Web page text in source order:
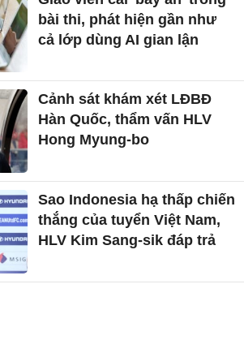
bài thi, phát hiện gần như
cả lớp dùng AI gian lận
Cảnh sát khám xét LĐBĐ
Hàn Quốc, thẩm vấn HLV
Hong Myung-bo
Sao Indonesia hạ thấp chiến
thắng của tuyển Việt Nam,
HLV Kim Sang-sik đáp trả